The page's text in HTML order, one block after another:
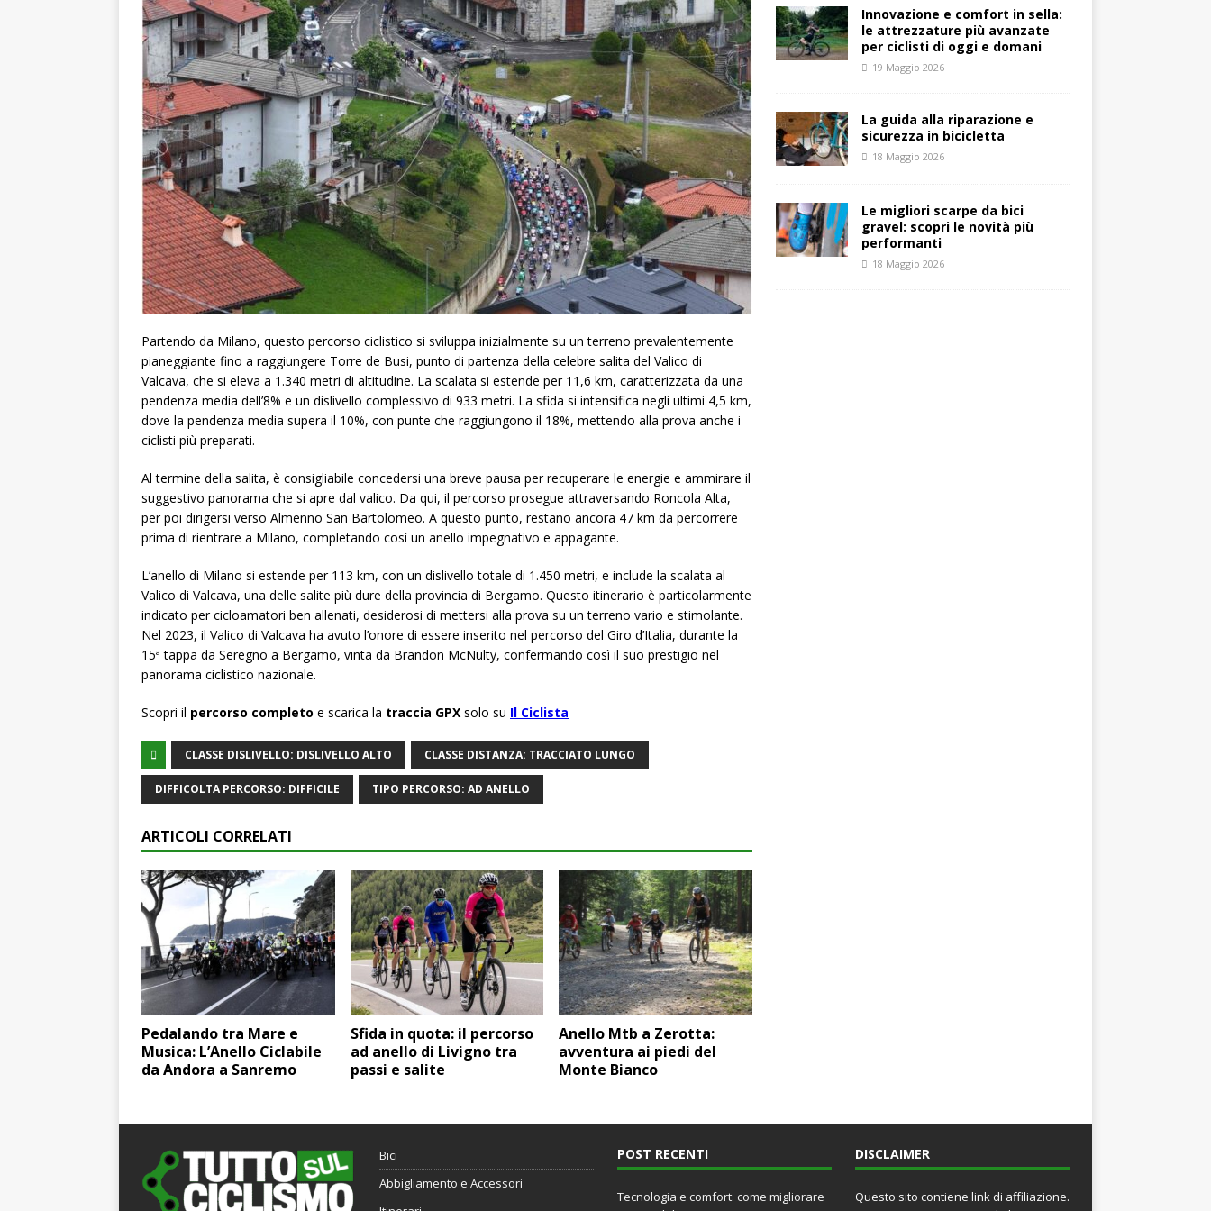
Partendo da Milano, questo percorso ciclistico si sviluppa inizialmente su un terreno prevalentemente
pianeggiante fino a raggiungere Torre de Busi, punto di partenza della celebre salita del Valico di
Valcava, che si eleva a 1.340 metri di altitudine. La scalata si estende per 11,6 km, caratterizzata da una
pendenza media dell’8% e un dislivello complessivo di 933 metri. La sfida si intensifica negli ultimi 4,5 km,
dove la pendenza media supera il 10%, con punte che raggiungono il 18%, mettendo alla prova anche i
ciclisti più preparati.
Al termine della salita, è consigliabile concedersi una breve pausa per recuperare le energie e ammirare il
suggestivo panorama che si apre dal valico. Da qui, il percorso prosegue attraversando Roncola Alta,
per poi dirigersi verso Almenno San Bartolomeo. A questo punto, restano ancora 47 km da percorrere
prima di rientrare a Milano, completando così un anello impegnativo e appagante.
L’anello di Milano si estende per 113 km, con un dislivello totale di 1.450 metri, e include la scalata al
Valico di Valcava, una delle salite più dure della provincia di Bergamo. Questo itinerario è particolarmente
indicato per cicloamatori ben allenati, desiderosi di mettersi alla prova su un terreno vario e stimolante.
Nel 2023, il Valico di Valcava ha avuto l’onore di essere inserito nel percorso del Giro d’Italia, durante la
15ª tappa da Seregno a Bergamo, vinta da Brandon McNulty, confermando così il suo prestigio nel
panorama ciclistico nazionale.
Scopri il percorso completo e scarica la traccia GPX solo su Il Ciclista
CLASSE DISLIVELLO: DISLIVELLO ALTO CLASSE DISTANZA: TRACCIATO LUNGO
DIFFICOLTA PERCORSO: DIFFICILE TIPO PERCORSO: AD ANELLO
ARTICOLI CORRELATI
Pedalando tra Mare e
Musica: L’Anello Ciclabile
da Andora a Sanremo
Sfida in quota: il percorso
ad anello di Livigno tra
passi e salite
Anello Mtb a Zerotta:
avventura ai piedi del
Monte Bianco
Innovazione e comfort in sella:
le attrezzature più avanzate
per ciclisti di oggi e domani
19 Maggio 2026
La guida alla riparazione e
sicurezza in bicicletta
18 Maggio 2026
Le migliori scarpe da bici
gravel: scopri le novità più
performanti
18 Maggio 2026
Bici
Abbigliamento e Accessori
POST RECENTI
Tecnologia e comfort: come migliorare
DISCLAIMER
Questo sito contiene link di affiliazione.